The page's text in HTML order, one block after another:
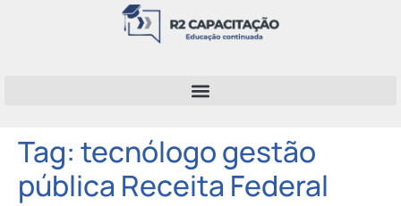
Tag: tecnólogo gestão
pública Receita Federal